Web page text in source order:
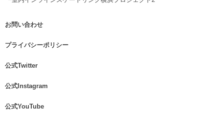
お問い合わせ
プライバシーポリシー
公式Twitter
公式Instagram
公式YouTube